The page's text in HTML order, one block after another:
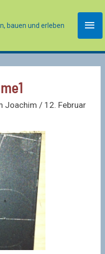
bauen und erleben
Joachim/ 12. Februar